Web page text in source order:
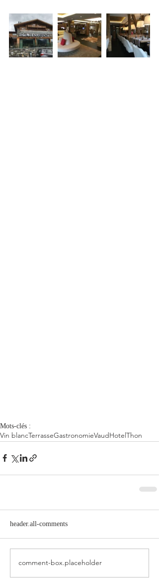
Mots-clés :
Vin blancTerrasseGastronomieVaudHotelThon
header.all-comments
comment-box.placeholder